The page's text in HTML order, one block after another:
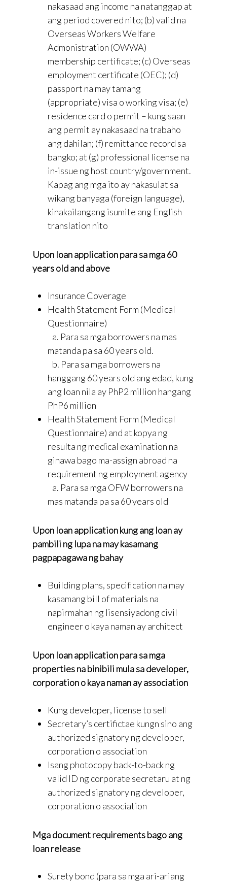
nakasaad ang income na natanggap at
ang period covered nito; (b) valid na
Overseas Workers Welfare
Admonistration (OWWA)
membership certificate; (c) Overseas
employment certificate (OEC); (d)
passport na may tamang
(appropriate) visa o working visa; (e)
residence card o permit – kung saan
ang permit ay nakasaad na trabaho
ang dahilan; (f) remittance record sa
bangko; at (g) professional license na
in-issue ng host country/government.
Kapag ang mga ito ay nakasulat sa
wikang banyaga (foreign language),
kinakailangang isumite ang English
translation nito
Upon loan application para sa mga 60
years old and above
Insurance Coverage
Health Statement Form (Medical
Questionnaire)
a. Para sa mga borrowers na mas
matanda pa sa 60 years old.
b. Para sa mga borrowers na
hanggang 60 years old ang edad, kung
ang loan nila ay PhP2 million hangang
PhP6 million
Health Statement Form (Medical
Questionnaire) and at kopya ng
resulta ng medical examination na
ginawa bago ma-assign abroad na
requirement ng employment agency
a. Para sa mga OFW borrowers na
mas matanda pa sa 60 years old
Upon loan application kung ang loan ay
pambili ng lupa na may kasamang
pagpapagawa ng bahay
Building plans, specification na may
kasamang bill of materials na
napirmahan ng lisensiyadong civil
engineer o kaya naman ay architect
Upon loan application para sa mga
properties na binibili mula sa developer,
corporation o kaya naman ay association
Kung developer, license to sell
Secretary’s certifictae kungn sino ang
authorized signatory ng developer,
corporation o association
Isang photocopy back-to-back ng
valid ID ng corporate secretaru at ng
authorized signatory ng developer,
corporation o association
Mga document requirements bago ang
loan release
Surety bond (para sa mga ari-ariang